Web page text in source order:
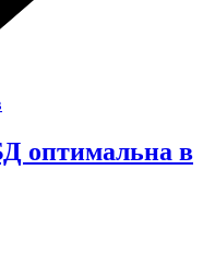
оптимальна в